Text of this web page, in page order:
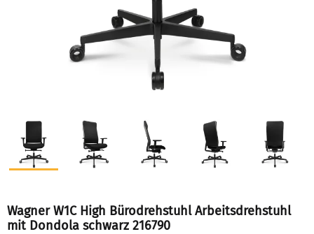
Wagner W1C High Bürodrehstuhl Arbeitsdrehstuhl
mit Dondola schwarz 216790